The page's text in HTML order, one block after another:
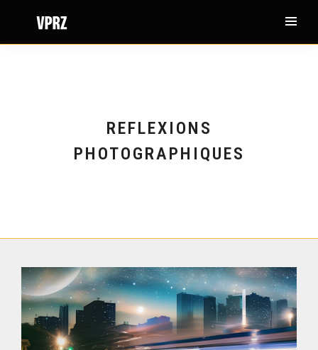
REFLEXIONS
PHOTOGRAPHIQUES